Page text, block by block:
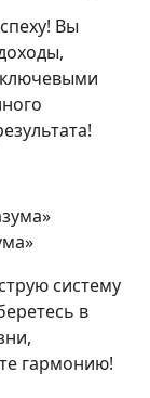
Вы
систему
в
гармонию!